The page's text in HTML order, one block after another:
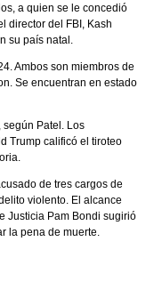
a quien se le concedió
director del FBI, Kash
su país natal.
Ambos son miembros de
Se encuentran en estado
Patel. Los
Trump calificó el tiroteo
de tres cargos de
violento. El alcance
Justicia Pam Bondi sugirió
la pena de muerte.